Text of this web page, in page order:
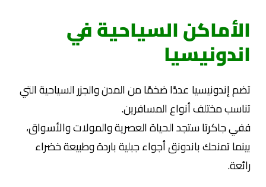
الأماكن السياحية في
اندونيسيا
تضم إندونيسيا عددًا ضخمًا من المدن والجزر السياحية التي
تناسب مختلف أنواع المسافرين.
ففي جاكرتا ستجد الحياة العصرية والمولات والأسواق،
بينما تمنحك باندونق أجواء جبلية باردة وطبيعة خضراء
رائعة.